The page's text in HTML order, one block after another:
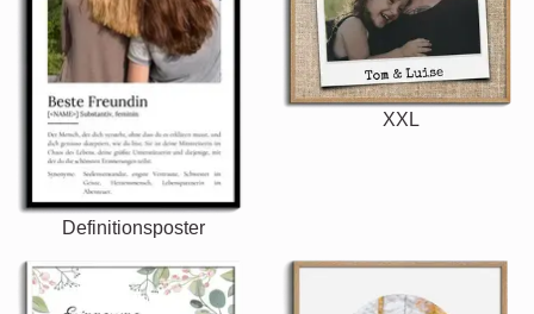
Definitionsposter
XXL